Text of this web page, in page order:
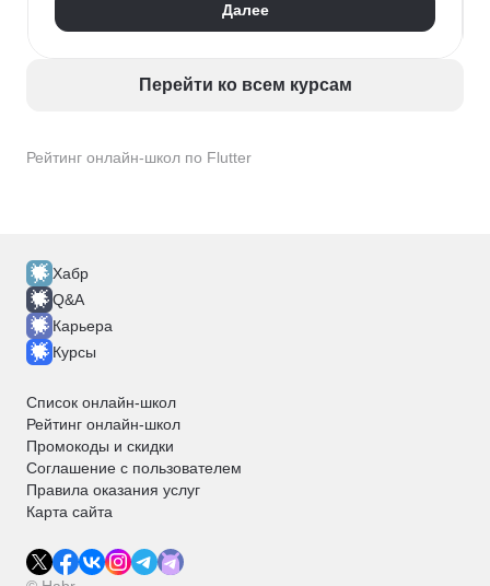
Рейтинг онлайн-школ по Flutter
Далее
Перейти ко всем курсам
Хабр
Q&A
Карьера
Курсы
Список онлайн-школ
Рейтинг онлайн-школ
Промокоды и скидки
Соглашение с пользователем
Правила оказания услуг
Карта сайта